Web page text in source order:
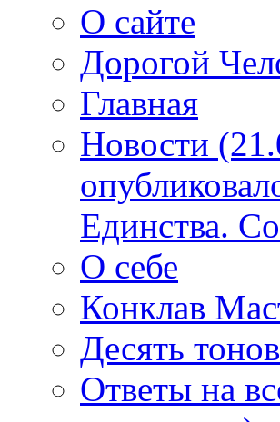
О сайте
Дорогой
Главная
Новости
Единства.
О себе
Конклав
Десять
Ответы на